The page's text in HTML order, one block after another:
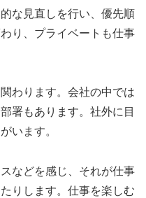
な見直しを行い、優先順
り、プライベートも仕事
わります。会社の中では
署もあります。社外に目
います。
などを感じ、それが仕事
りします。仕事を楽しむ